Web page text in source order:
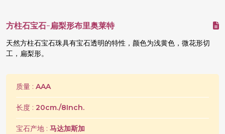
方柱石宝石-扁梨形布里奥莱特
天然方柱石宝石珠具有宝石透明的特性，颜色为浅黄色，微花形切
工，扁梨形。
质量 : AAA
长度 : 20cm./8Inch.
宝石产地 : 马达加斯加